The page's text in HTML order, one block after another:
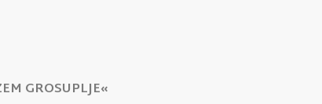
GROSUPLJE«